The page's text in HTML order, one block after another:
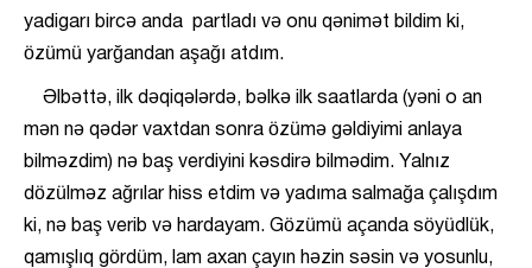
yadigarı bircə anda partladı və onu qənimət bildim ki,
özümü yarğandan aşağı atdım.
Əlbəttə, ilk dəqiqələrdə, bəlkə ilk saatlarda (yəni o an
mən nə qədər vaxtdan sonra özümə gəldiyimi anlaya
bilməzdim) nə baş verdiyini kəsdirə bilmədim. Yalnız
dözülməz ağrılar hiss etdim və yadıma salmağa çalışdım
ki, nə baş verib və hardayam. Gözümü açanda söyüdlük,
qamışlıq gördüm, lam axan çayın həzin səsin və yosunlu,